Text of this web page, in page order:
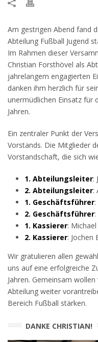
Am gestrigen Abend fand
Abteilung Fußball Jugend
Im Rahmen dieser
Christian Forsthövel als
jahrelangem engagierten
danken ihm herzlich für
unermüdlichen Einsatz für
Jahren.
Ein zentraler Punkt der
Vorstands. Die Mitglieder
Vorstandschaft, die sich
1. Abteilungsleiter:
2. Abteilungsleiter:
1. Geschäftsführer:
2. Geschäftsführer:
1. Kassierer:
2. Kassierer: Jochen
Wir gratulieren allen
uns auf eine erfolgreiche
Jahren. Gemeinsam
Abteilung weiter
Bereich Fußball stärken.
DANKE CHRISTIAN!